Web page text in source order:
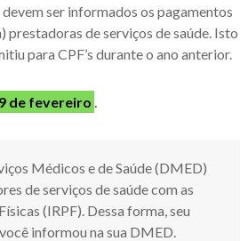
devem ser informados os pagamentos
de serviços de saúde. Isto
para CPF’s durante o ano anterior.
de fevereiro .
Médicos e de Saúde (DMED)
de serviços de saúde com as
(IRPF). Dessa forma, seu
informou na sua DMED.